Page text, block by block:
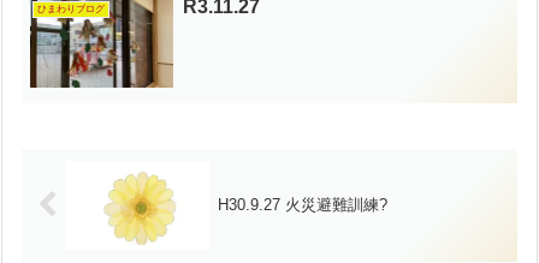
ひまわりブログ R3.11.27
H30.9.27 火災避難訓練?